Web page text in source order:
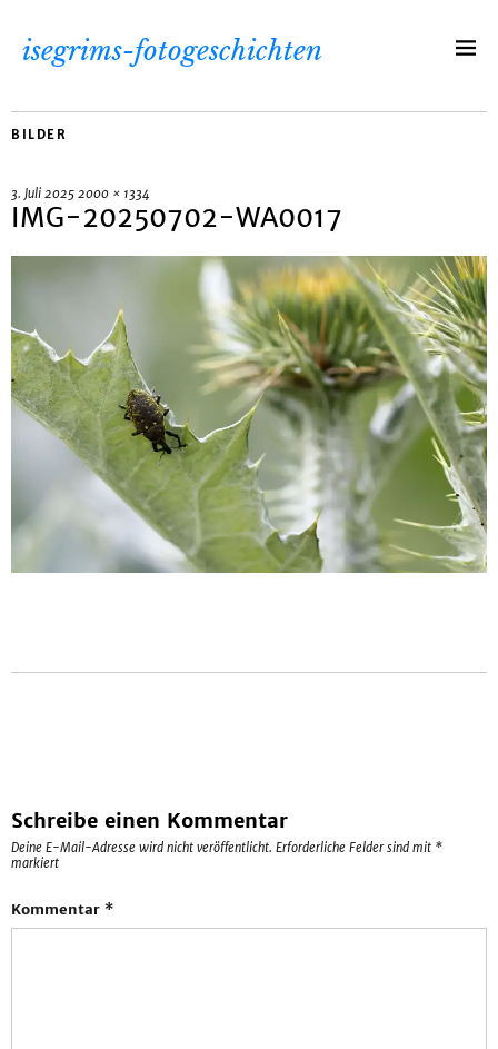
isegrims-fotogeschichten
BILDER
3. Juli 2025 2000 × 1334
IMG-20250702-WA0017
Schreibe einen Kommentar
Deine E-Mail-Adresse wird nicht veröffentlicht. Erforderliche Felder sind mit *
markiert
Kommentar *